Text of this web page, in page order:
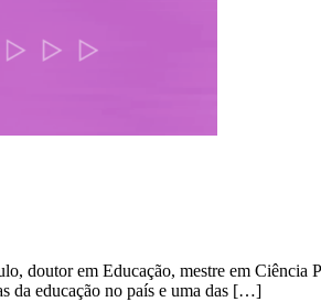
doutor em Educação, mestre em Ciência
da educação no país e uma das […]